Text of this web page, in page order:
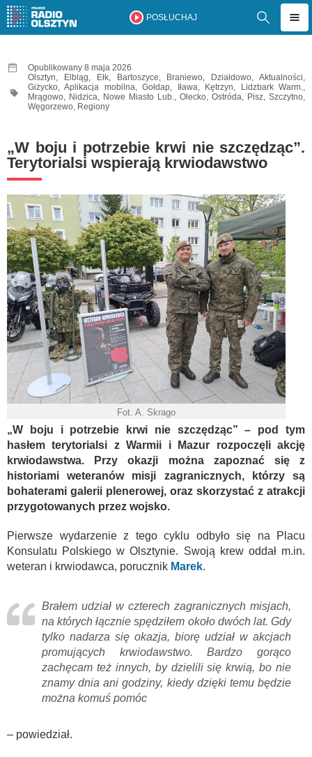
POSŁUCHAJ
Opublikowany 8 maja 2026
Olsztyn, Elbląg, Ełk, Bartoszyce, Braniewo, Działdowo,Aktualności,
Giżycko,Aplikacja mobilna,Gołdap, Iława, Kętrzyn, Lidzbark Warm.,
Mrągowo, Nidzica, Nowe Miasto Lub., Olecko, Ostróda, Pisz, Szczytno,
Węgorzewo, Regiony
„W boju i potrzebie krwi nie szczędząc”.
Terytorialsi wspierają krwiodawstwo
Fot. A. Skrago
„W boju i potrzebie krwi nie szczędząc” – pod tym
hasłem terytorialsi z Warmii i Mazur rozpoczęli akcję
krwiodawstwa. Przy okazji można zapoznać się z
historiami weteranów misji zagranicznych, którzy są
bohaterami galerii plenerowej, oraz skorzystać z atrakcji
przygotowanych przez wojsko.
Pierwsze wydarzenie z tego cyklu odbyło się na Placu
Konsulatu Polskiego w Olsztynie. Swoją krew oddał m.in.
weteran i krwiodawca, porucznik Marek.
Brałem udział w czterech zagranicznych misjach,
na których łącznie spędziłem około dwóch lat. Gdy
tylko nadarza się okazja, biorę udział w akcjach
promujących krwiodawstwo. Bardzo gorąco
zachęcam też innych, by dzielili się krwią, bo nie
znamy dnia ani godziny, kiedy dzięki temu będzie
można komuś pomóc
– powiedział.